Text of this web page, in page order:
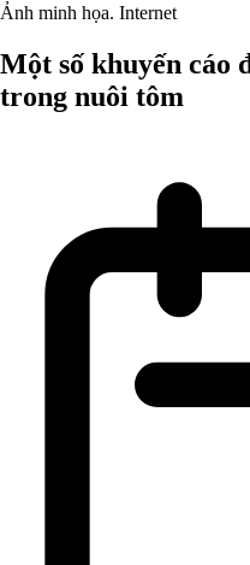
Ảnh minh họa. Internet
Một số khuyến cáo
trong nuôi tôm